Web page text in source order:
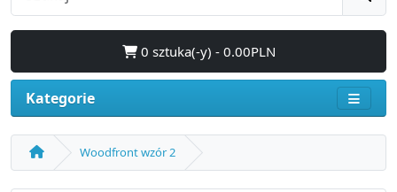
0 sztuka(-y) - 0.00PLN
Kategorie
Woodfront wzór 2